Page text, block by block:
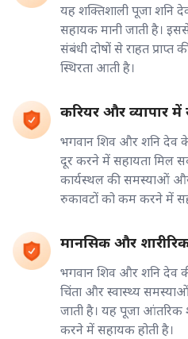
यह शक्तिशाली पूजा शनि
सहायक मानी जाती है।
संबंधी दोषों से राहत
स्थिरता आती है।
करियर और व्यापार
भगवान शिव और शनि देव
दूर करने में सहायता मिल
कार्यस्थल की समस्याओं और
रुकावटों को कम करने में
मानसिक और
भगवान शिव और शनि देव
चिंता और स्वास्थ्य
जाती है। यह पूजा आंतरिक
करने में सहायक होती है।